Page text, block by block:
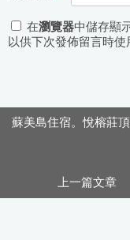
在瀏覽器中儲存顯
以供下次發佈留言時使
蘇美島住宿。悅榕莊
上一篇文章